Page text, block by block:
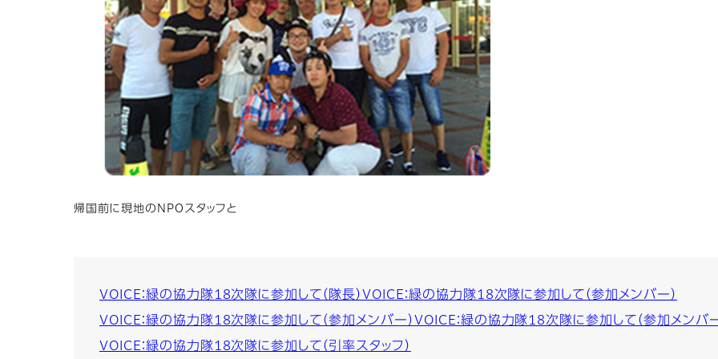
帰国前に現地のNPOスタッフと
VOICE：緑の協力隊18次隊に参加して（隊長） VOICE：緑の協力隊18次隊に参加して（参加メンバー）
VOICE：緑の協力隊18次隊に参加して（参加メンバー） VOICE：緑の協力隊18次隊に参加して（参加メンバ
VOICE：緑の協力隊18次隊に参加して（引率スタッフ）